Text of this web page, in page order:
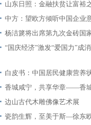
山东日照：金融扶贫让富裕
中方：望欧方倾听中国企业
杨洁篪将出席第九次金砖国
“国庆经济”激发“爱国力”成
白皮书：中国居民健康营养
香城咸宁，共享华章——香
边山古代木雕佛像艺术展
瓷韵生辉，至美于斯—徐东